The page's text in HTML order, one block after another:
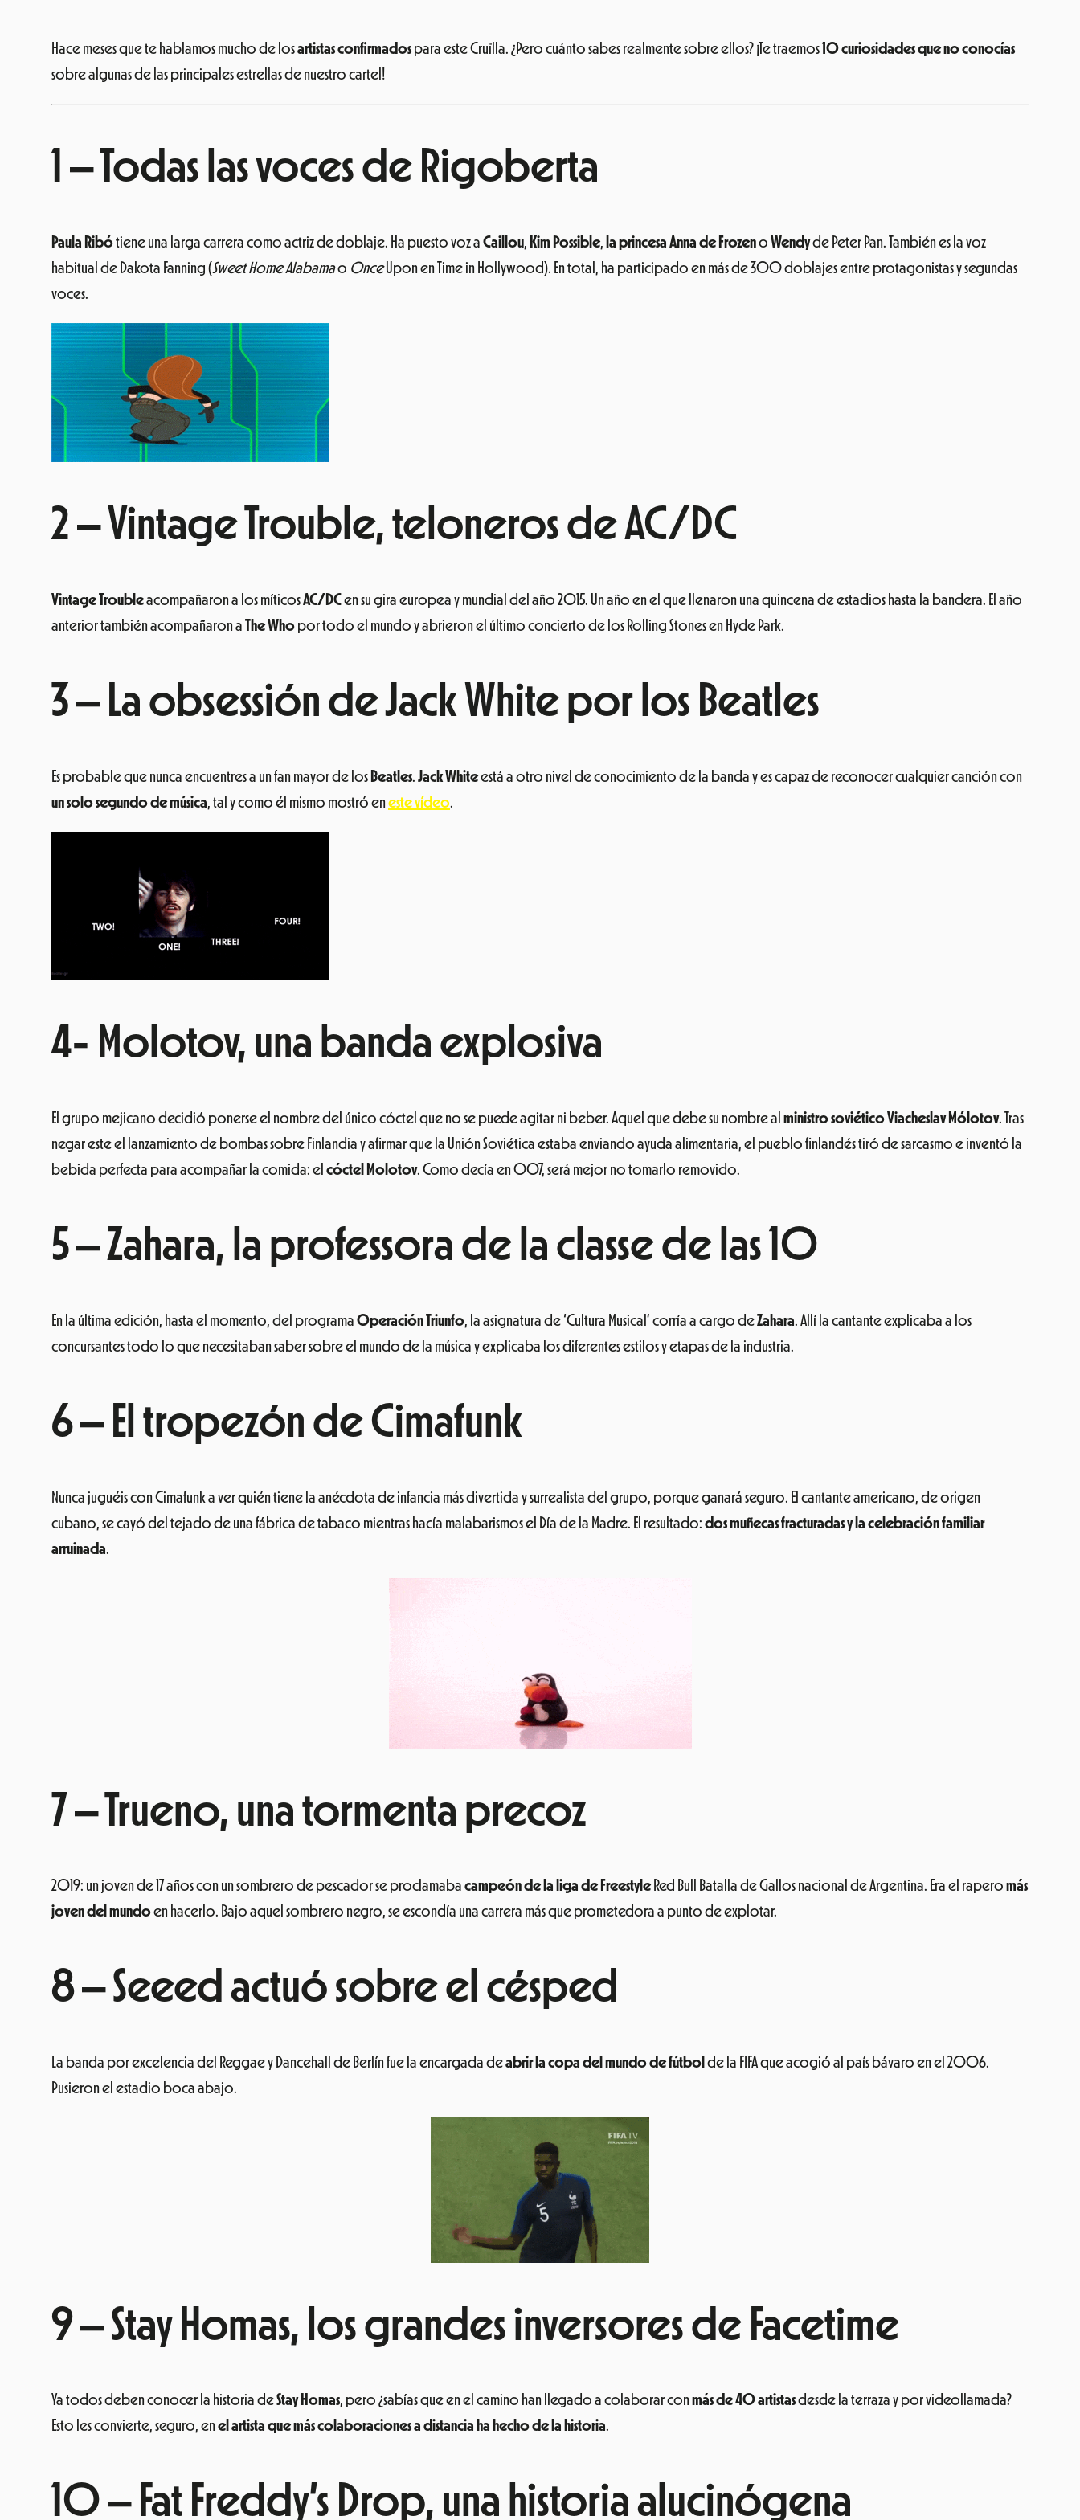
Hace meses que te hablamos mucho de losartistas confirmados para este Cruïlla. ¿Pero cuánto sabes realmente sobre ellos? ¡Te traemos10 curiosidades que no conocías
sobre algunas de las principales estrellas de nuestro cartel!
1 – Todas las voces de Rigoberta
Paula Ribótiene una larga carrera como actriz de doblaje. Ha puesto voz a Caillou, Kim Possible, la princesa Anna de Frozeno Wendyde Peter Pan. También es la voz
habitual de Dakota Fanning (Sweet Home Alabamao OnceUpon en Time in Hollywood). En total, ha participado en más de 300 doblajes entre protagonistas y segundas
voces.
2 – Vintage Trouble, teloneros de AC/DC
Vintage Troubleacompañaron a los míticosAC/DCen su gira europea y mundial del año 2015. Un año en el que llenaron una quincena de estadios hasta la bandera. El año
anterior también acompañaron a The Who por todo el mundo y abrieron el último concierto de los Rolling Stones en Hyde Park.
3 – La obsessión de Jack White por los Beatles
Es probable que nunca encuentres a un fan mayor de los Beatles. Jack Whiteestá a otro nivel de conocimiento de la banda y es capaz de reconocer cualquier canción con
un solo segundo de música, tal y como él mismo mostró eneste vídeo.
4- Molotov, una banda explosiva
El grupo mejicano decidió ponerse el nombre del único cóctel que no se puede agitar ni beber. Aquel que debe su nombre al ministro soviético Viacheslav Mólotov. Tras
negar este el lanzamiento de bombas sobre Finlandia y afirmar que la Unión Soviética estaba enviando ayuda alimentaria, el pueblo finlandés tiró de sarcasmo e inventó la
bebida perfecta para acompañar la comida: el cóctel Molotov. Como decía en 007, será mejor no tomarlo removido.
5 – Zahara, la professora de la classe de las 10
En la última edición, hasta el momento, del programa Operación Triunfo, la asignatura de ‘Cultura Musical’ corría a cargo deZahara. Allí la cantante explicaba a los
concursantes todo lo que necesitaban saber sobre el mundo de la música y explicaba los diferentes estilos y etapas de la industria.
6 – El tropezón de Cimafunk
Nunca juguéis con Cimafunk a ver quién tiene la anécdota de infancia más divertida y surrealista del grupo, porque ganará seguro. El cantante americano, de origen
cubano, se cayó del tejado de una fábrica de tabaco mientras hacía malabarismos el Día de la Madre. El resultado: dos muñecas fracturadas y la celebración familiar
arruinada.
7 – Trueno, una tormenta precoz
2019: un joven de 17 años con un sombrero de pescador se proclamaba campeón de la liga de FreestyleRed Bull Batalla de Gallos nacional de Argentina. Era el rapero más
joven del mundoen hacerlo. Bajo aquel sombrero negro, se escondía una carrera más que prometedora a punto de explotar.
8 – Seeed actuó sobre el césped
La banda por excelencia del Reggae y Dancehall de Berlín fue la encargada deabrir la copa del mundo de fútbol de la FIFA que acogió al país bávaro en el 2006.
Pusieron el estadio boca abajo.
9 – Stay Homas, los grandes inversores de Facetime
Ya todos deben conocer la historia deStay Homas, pero ¿sabías que en el camino han llegado a colaborar conmás de 40 artistasdesde la terraza y por videollamada?
Esto les convierte, seguro, enel artista que más colaboraciones a distancia ha hecho de la historia.
10 – Fat Freddy’s Drop, una historia alucinógena